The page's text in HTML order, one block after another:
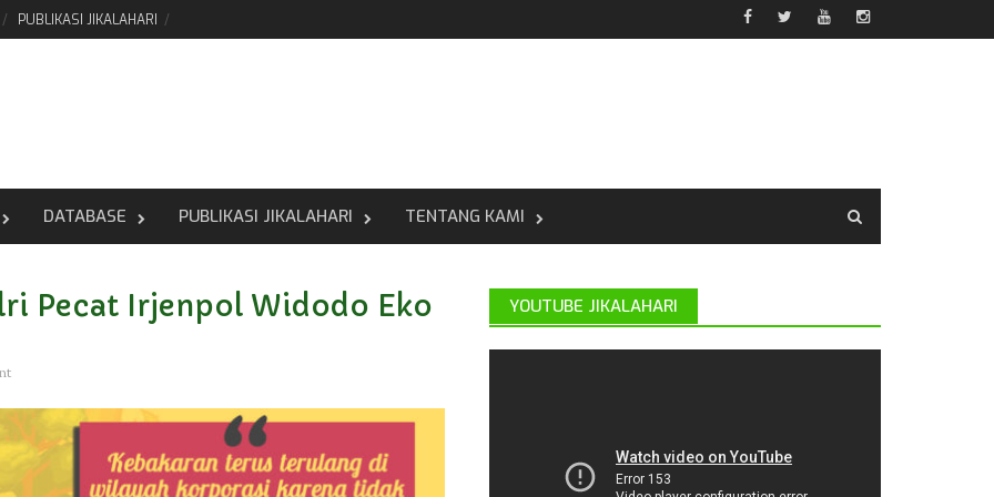
PUBLIKASI JIKALAHARI
DATABASE PUBLIKASI JIKALAHARI TENTANG KAMI
Pecat Irjenpol Widodo Eko
YOUTUBE JIKALAHARI